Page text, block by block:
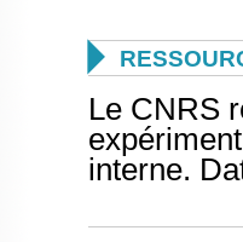

Le CNRS
interne.